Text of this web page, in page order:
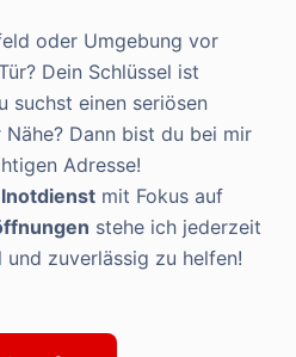
oder Umgebung vor
Dein Schlüssel ist
suchst einen seriösen
Dann bist du bei mir
Adresse!
mit Fokus auf
stehe ich jederzeit
zuverlässig zu helfen!